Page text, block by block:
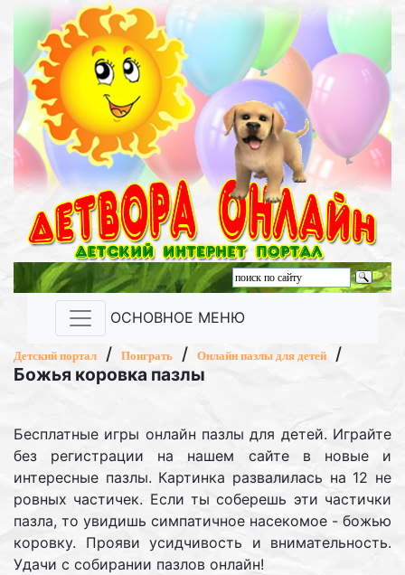
ОСНОВНОЕ МЕНЮ
Детский портал / Поиграть / Онлайн пазлы для детей
/
Божья коровка пазлы
Бесплатные игры онлайн пазлы для детей. Играйте
без регистрации на нашем сайте в новые и
интересные пазлы. Картинка развалилась на 12 не
ровных частичек. Если ты соберешь эти частички
пазла, то увидишь симпатичное насекомое - божью
коровку. Прояви усидчивость и внимательность.
Удачи с собирании пазлов онлайн!